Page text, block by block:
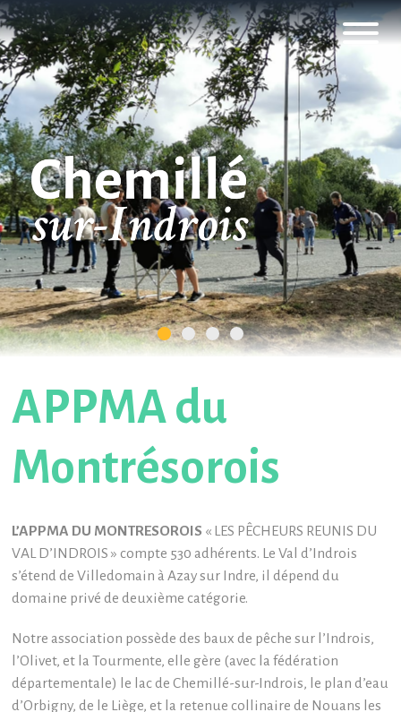
APPMA du
Montrésorois
L’APPMA DU MONTRESOROIS « LES PÊCHEURS REUNIS DU
VAL D’INDROIS » compte 530 adhérents. Le Val d’Indrois
s’étend de Villedomain à Azay sur Indre, il dépend du
domaine privé de deuxième catégorie.
Notre association possède des baux de pêche sur l’Indrois,
l’Olivet, et la Tourmente, elle gère (avec la fédération
départementale) le lac de Chemillé-sur-Indrois, le plan d’eau
d’Orbigny, de le Liège, et la retenue collinaire de Nouans les
Panneau de gestion des cookies